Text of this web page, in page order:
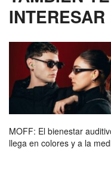
INTERESAR
MOFF: El bienestar
llega en colores y a la